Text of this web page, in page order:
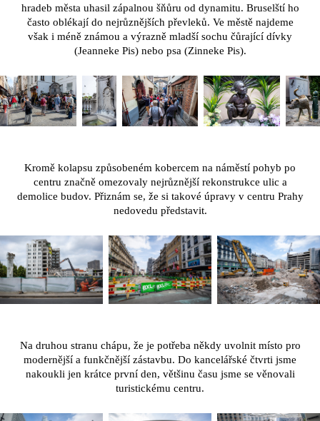
hradeb města uhasil zápalnou šňůru od dynamitu. Bruselští ho
často oblékají do nejrůznějších převleků. Ve městě najdeme
však i méně známou a výrazně mladší sochu čůrající dívky
(Jeanneke Pis) nebo psa (Zinneke Pis).
Kromě kolapsu způsobeném kobercem na náměstí pohyb po
centru značně omezovaly nejrůznější rekonstrukce ulic a
demolice budov. Přiznám se, že si takové úpravy v centru Prahy
nedovedu představit.
Na druhou stranu chápu, že je potřeba někdy uvolnit místo pro
modernější a funkčnější zástavbu. Do kancelářské čtvrti jsme
nakoukli jen krátce první den, většinu času jsme se věnovali
turistickému centru.